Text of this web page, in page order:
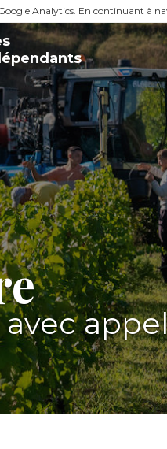
Analytics. En continuant à